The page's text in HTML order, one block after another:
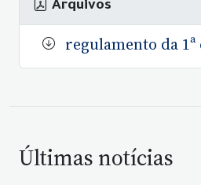
Arquivos
regulamento da
Últimas notícias